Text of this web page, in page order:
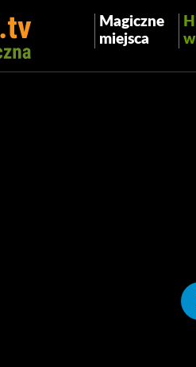
Magiczne
miejsca